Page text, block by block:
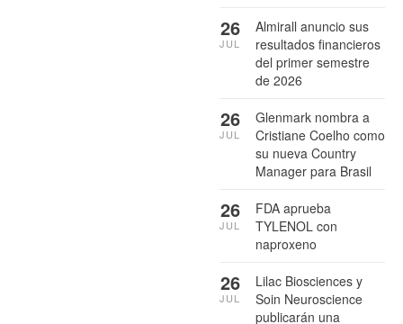
Almirall anuncio sus
resultados financieros
del primer semestre
de 2026
26
JUL
Glenmark nombra a
Cristiane Coelho como
su nueva Country
Manager para Brasil
26
JUL
FDA aprueba
TYLENOL con
naproxeno
26
JUL
Lilac Biosciences y
Soin Neuroscience
publicarán una
26
JUL